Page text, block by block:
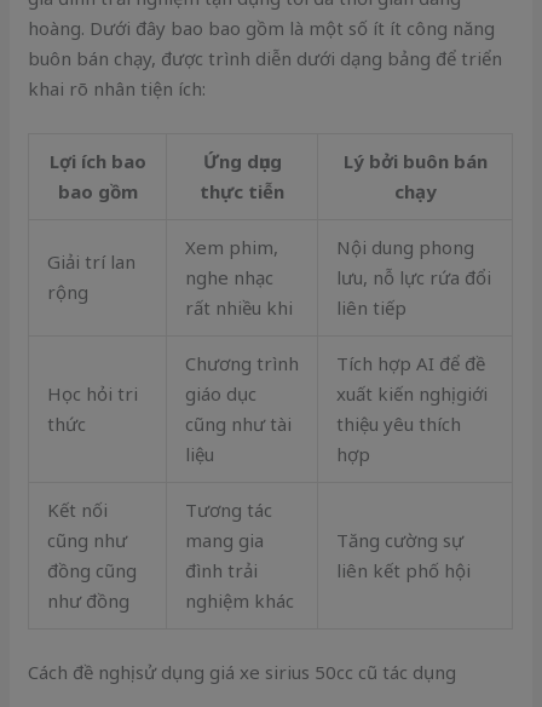
hoàng. Dưới đây bao bao gồm là một số ít ít công năng
buôn bán chạy, được trình diễn dưới dạng bảng để triển
khai rõ nhân tiện ích:
Lợi ích bao
bao gồm
Ứng dụng
thực tiễn
Lý bởi buôn bán
chạy
Giải trí lan
rộng
Xem phim,
nghe nhạc
rất nhiều khi
Nội dung phong
lưu, nỗ lực rứa đổi
liên tiếp
Học hỏi tri
thức
Chương trình
giáo dục
cũng như tài
liệu
Tích hợp AI để đề
xuất kiến nghị giới
thiệu yêu thích
hợp
Kết nối
cũng như
đồng cũng
như đồng
Tương tác
mang gia
đình trải
nghiệm khác
Tăng cường sự
liên kết phố hội
Cách đề nghị sử dụng giá xe sirius 50cc cũ tác dụng